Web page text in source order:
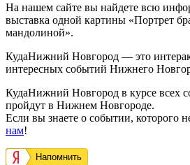
На нашем сайте вы найдете всю
выставка одной картины «Портрет
мандолиной».
КудаНижний Новгород — это
интересных событий Нижнего
КудаНижний Новгород в курсе всех
пройдут в Нижнем Новгороде.
Если вы знаете о событии, которого
нам!
Напомнить